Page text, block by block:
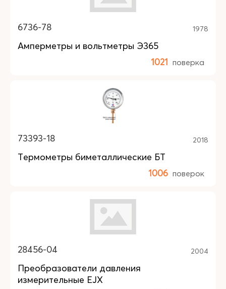
6736-78 1978
Амперметры и вольтметры Э365
1021 поверка
73393-18 2018
Термометры биметаллические БТ
1006 поверок
28456-04 2004
Преобразователи давления
измерительные EJX